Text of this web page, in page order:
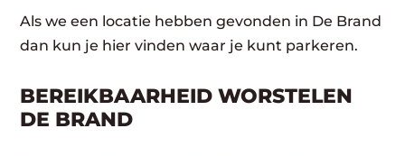
Als we een locatie hebben gevonden in De Brand
dan kun je hier vinden waar je kunt parkeren.
BEREIKBAARHEID WORSTELEN
DE BRAND